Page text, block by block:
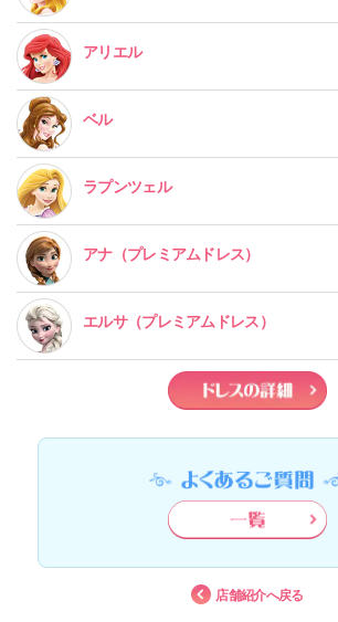
アリエル
ベル
ラプンツェル
アナ（プレミアムドレス）
エルサ（プレミアムドレス）
店舗紹介へ戻る